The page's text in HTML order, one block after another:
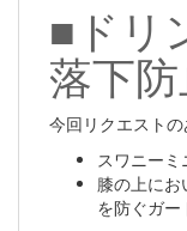
■ドリ
落下
今回リクエストの
スワニーミ
膝の上に
を防ぐガー